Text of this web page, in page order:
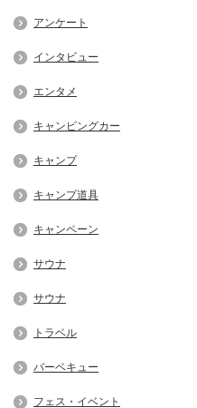
アンケート
インタビュー
エンタメ
キャンピングカー
キャンプ
キャンプ道具
キャンペーン
サウナ
サウナ
トラベル
バーベキュー
フェス・イベント